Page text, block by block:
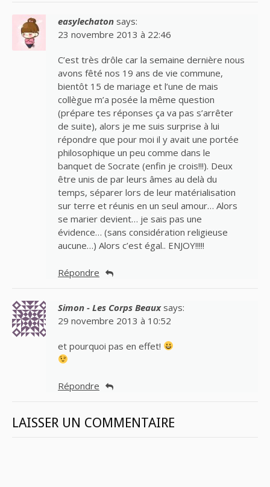
easylechaton says:
23 novembre 2013 à 22:46
C’est très drôle car la semaine dernière nous
avons fêté nos 19 ans de vie commune,
bientôt 15 de mariage et l’une de mais
collègue m’a posée la même question
(prépare tes réponses ça va pas s’arrêter
de suite), alors je me suis surprise à lui
répondre que pour moi il y avait une portée
philosophique un peu comme dans le
banquet de Socrate (enfin je crois!!!). Deux
être unis de par leurs âmes au delà du
temps, séparer lors de leur matérialisation
sur terre et réunis en un seul amour… Alors
se marier devient… je sais pas une
évidence… (sans considération religieuse
aucune…) Alors c’est égal.. ENJOY!!!!!
Répondre
Simon - Les Corps Beaux says:
29 novembre 2013 à 10:52
et pourquoi pas en effet!
Répondre
LAISSER UN COMMENTAIRE